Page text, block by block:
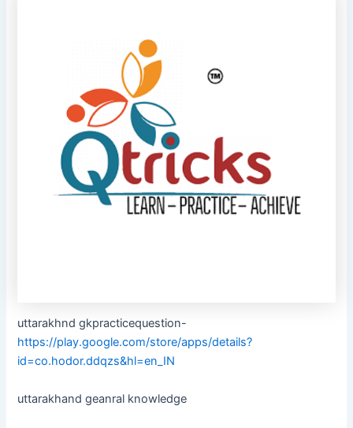
uttarakhnd gkpracticequestion-
https://play.google.com/store/apps/details?
id=co.hodor.ddqzs&hl=en_IN
uttarakhand geanral knowledge